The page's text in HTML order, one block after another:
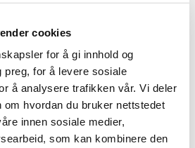
cookies
for å gi innhold og
preg, for å levere sosiale
å analysere trafikken vår. Vi deler
hvordan du bruker nettstedet
innen sosiale medier,
som kan kombinere den
også utover egen kommune.
med øvrige næringsforeninger